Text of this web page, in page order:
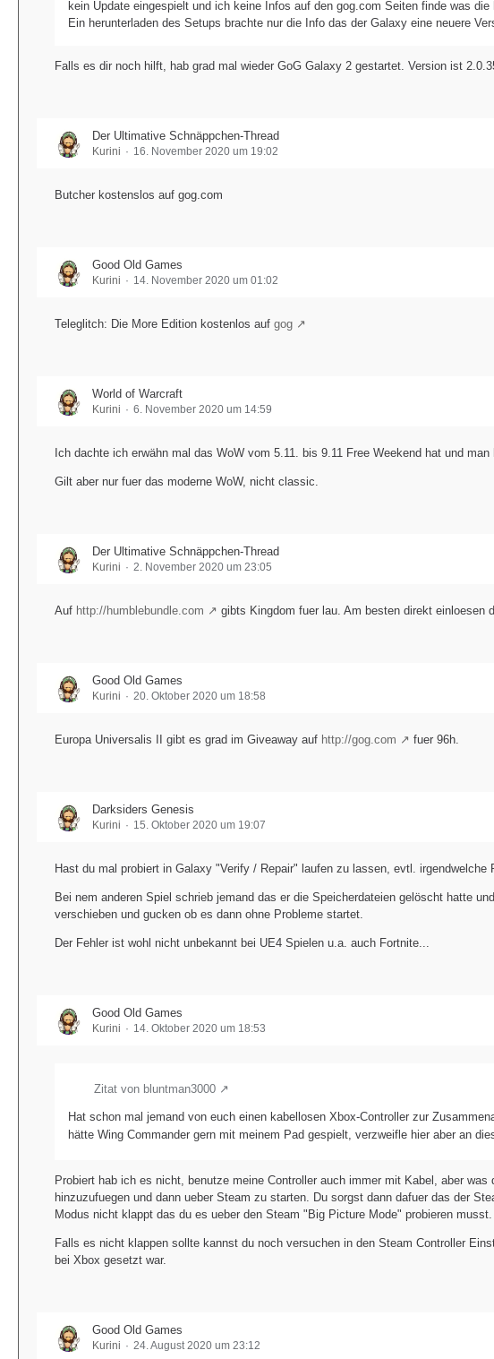
kein Update eingespielt und ich keine Infos auf den gog.com Seiten finde was
Ein herunterladen des Setups brachte nur die Info das der Galaxy eine neuere
Falls es dir noch hilft, hab grad mal wieder GoG Galaxy 2 gestartet. Version ist
Der Ultimative Schnäppchen-Thread
Kurini 16. November 2020 um 19:02
Butcher kostenslos auf gog.com
Good Old Games
Kurini 14. November 2020 um 01:02
Teleglitch: Die More Edition kostenlos auf gog
World of Warcraft
Kurini 6. November 2020 um 14:59
Ich dachte ich erwähn mal das WoW vom 5.11. bis 9.11 Free Weekend hat und
Gilt aber nur fuer das moderne WoW, nicht classic.
Der Ultimative Schnäppchen-Thread
Kurini 2. November 2020 um 23:05
Auf http://humblebundle.com gibts Kingdom fuer lau. Am besten direkt einloesen
Good Old Games
Kurini 20. Oktober 2020 um 18:58
Europa Universalis II gibt es grad im Giveaway auf http://gog.com fuer 96h.
Darksiders Genesis
Kurini 15. Oktober 2020 um 19:07
Hast du mal probiert in Galaxy "Verify / Repair" laufen zu lassen, evtl. irgendwelche
Bei nem anderen Spiel schrieb jemand das er die Speicherdateien gelöscht hatte
verschieben und gucken ob es dann ohne Probleme startet.
Der Fehler ist wohl nicht unbekannt bei UE4 Spielen u.a. auch Fortnite...
Good Old Games
Kurini 14. Oktober 2020 um 18:53
Zitat von bluntman3000
Hat schon mal jemand von euch einen kabellosen Xbox-Controller zur
hätte Wing Commander gern mit meinem Pad gespielt, verzweifle hier aber an
Probiert hab ich es nicht, benutze meine Controller auch immer mit Kabel, aber
hinzuzufuegen und dann ueber Steam zu starten. Du sorgst dann dafuer das der
Modus nicht klappt das du es ueber den Steam "Big Picture Mode" probieren musst.
Falls es nicht klappen sollte kannst du noch versuchen in den Steam Controller
bei Xbox gesetzt war.
Good Old Games
Kurini 24. August 2020 um 23:12